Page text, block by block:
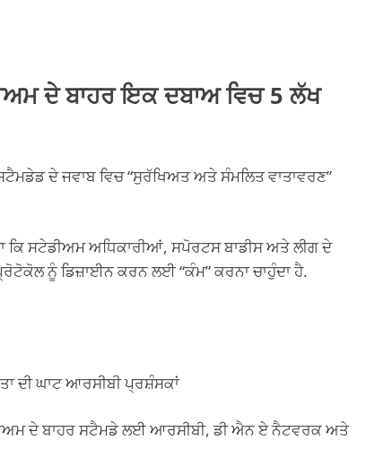
ਦੇ ਬਾਹਰ ਇਕ ਦਬਾਅ ਵਿਚ 5 ਲੱਖ
ਦੇ ਜਵਾਬ ਵਿਚ “ਸੁਰੱਖਿਅਤ ਅਤੇ ਸੰਮਲਿਤ ਵਾਤਾਵਰਣ”
ਕਿ ਸਟੇਡੀਅਮ ਅਧਿਕਾਰੀਆਂ, ਸਪੋਰਟਸ ਬਾਡੀਸ ਅਤੇ ਲੀਗ ਦੇ
ਨੂੰ ਡਿਜ਼ਾਈਨ ਕਰਨ ਲਈ “ਕੰਮ” ਕਰਨਾ ਚਾਹੁੰਦਾ ਹੈ.
ਦੀ ਘਾਟ ਆਰਸੀਬੀ ਪ੍ਰਸ਼ੰਸਕਾਂ
ਦੇ ਬਾਹਰ ਸਟੈਮਡੇ ਲਈ ਆਰਸੀਬੀ, ਡੀ ਐਨ ਏ ਨੈਟਵਰਕ ਅਤੇ